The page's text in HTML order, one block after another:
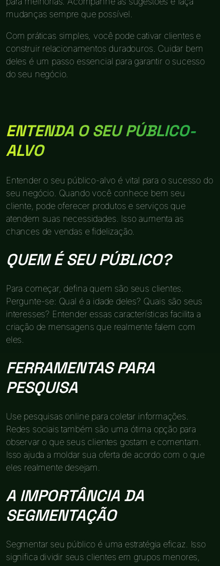
mudanças sempre que possível.
Com práticas simples, você pode cativar clientes e
construir relacionamentos duradouros. Cuidar bem
deles é um passo essencial para garantir o sucesso
do seu negócio.
ENTENDA O SEU PÚBLICO-
ALVO
Entender o seu público-alvo é vital para o sucesso do
seu negócio. Quando você conhece bem seu
cliente, pode oferecer produtos e serviços que
atendem suas necessidades. Isso aumenta as
chances de vendas e fidelização.
QUEM É SEU PÚBLICO?
Para começar, defina quem são seus clientes.
Pergunte-se: Qual é a idade deles? Quais são seus
interesses? Entender essas características facilita a
criação de mensagens que realmente falem com
eles.
FERRAMENTAS PARA
PESQUISA
Use pesquisas online para coletar informações.
Redes sociais também são uma ótima opção para
observar o que seus clientes gostam e comentam.
Isso ajuda a moldar sua oferta de acordo com o que
eles realmente desejam.
A IMPORTÂNCIA DA
SEGMENTAÇÃO
Segmentar seu público é uma estratégia eficaz. Isso
significa dividir seus clientes em grupos menores,